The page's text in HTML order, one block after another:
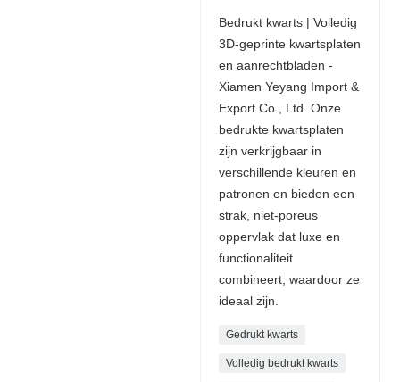
Bedrukt kwarts | Volledig
3D-geprinte kwartsplaten
en aanrechtbladen -
Xiamen Yeyang Import &
Export Co., Ltd. Onze
bedrukte kwartsplaten
zijn verkrijgbaar in
verschillende kleuren en
patronen en bieden een
strak, niet-poreus
oppervlak dat luxe en
functionaliteit
combineert, waardoor ze
ideaal zijn.
Gedrukt kwarts
Volledig bedrukt kwarts